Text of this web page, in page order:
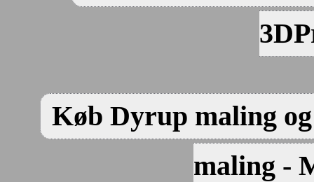
Køb Dyrup maling
maling -